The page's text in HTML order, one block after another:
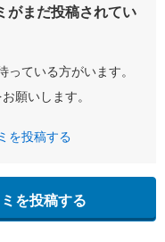
がまだ投稿されてい
ている方がいます。
願いします。
を投稿する
を投稿する